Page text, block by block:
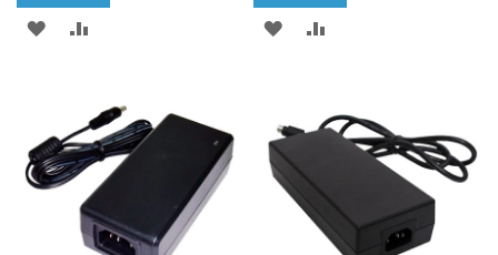
HOZZÁADÁS
KÍVÁNSÁGLISTÁHOZ
ÖSSZEHASONLÍTÁSHOZHOZZÁADÁS